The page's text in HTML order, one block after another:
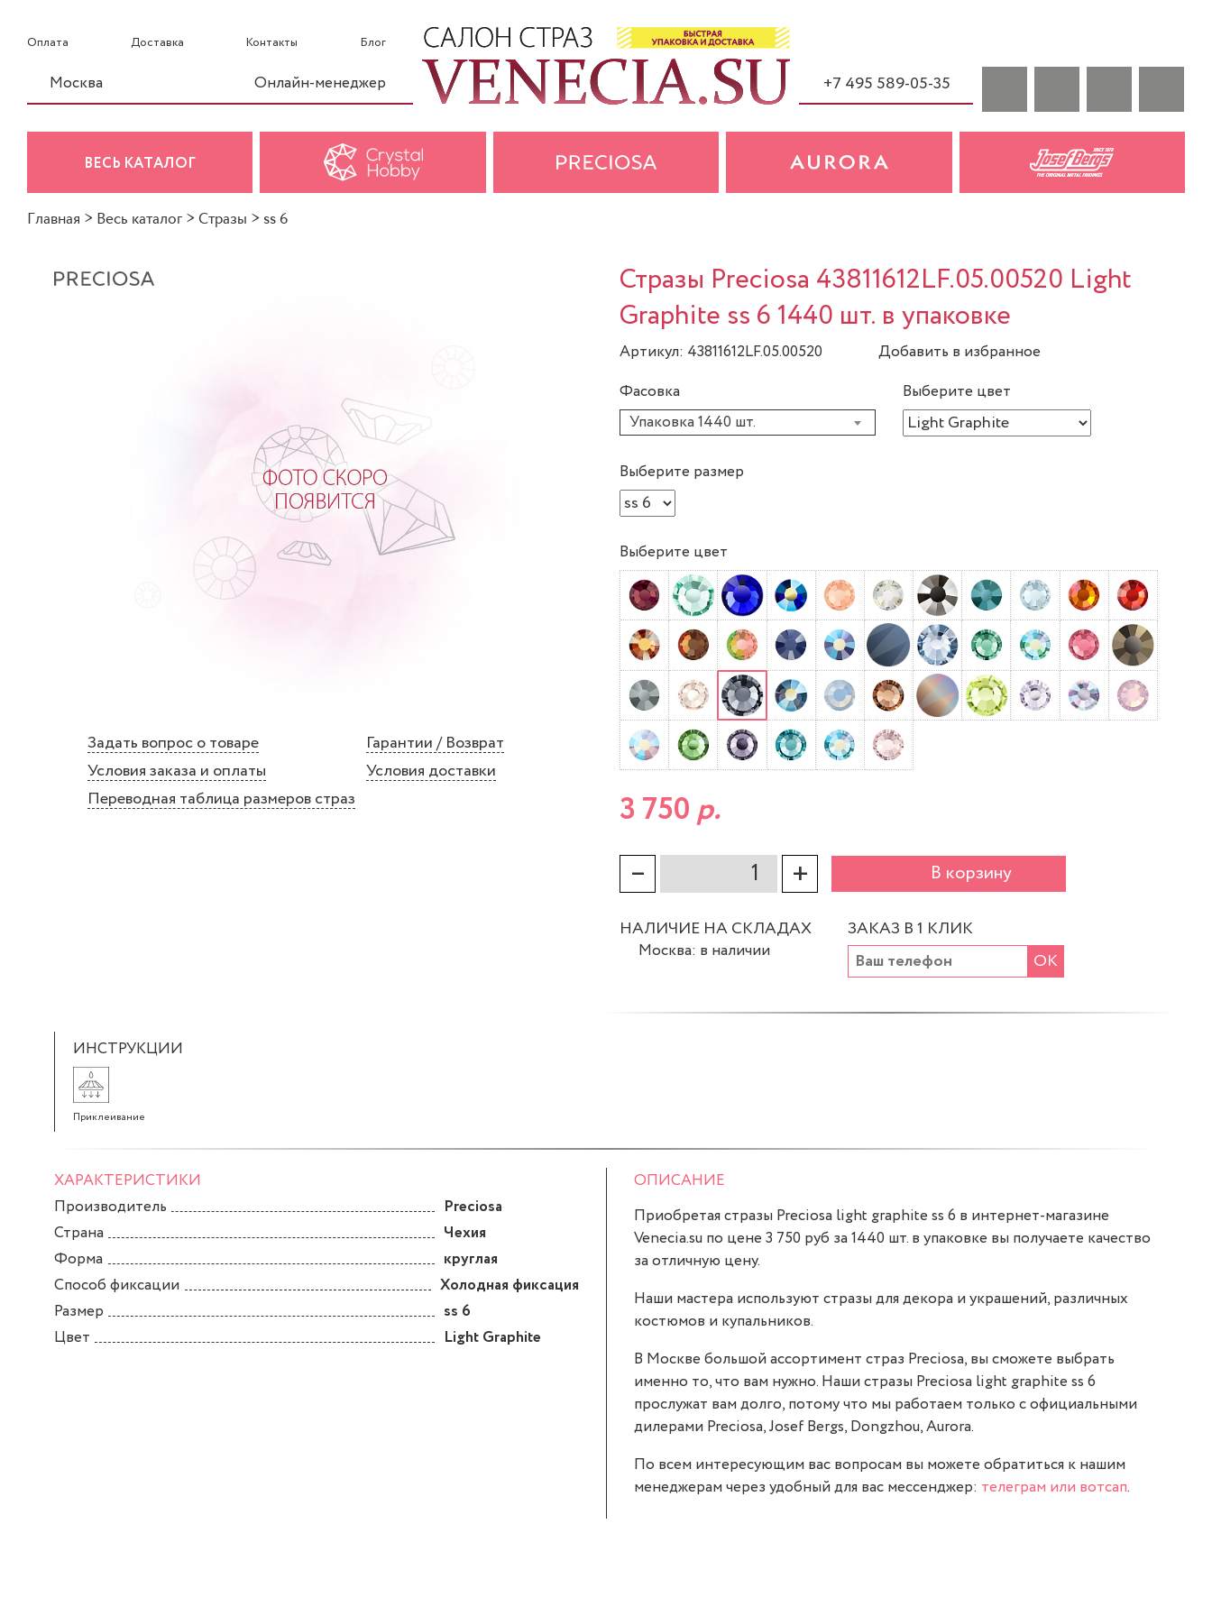
Оплата Доставка Контакты Блог
Москва Онлайн-менеджер +7 495 589-05-35
ВЕСЬ КАТАЛОГ
Главная > Весь каталог > Стразы > ss 6
Задать вопрос о товаре
Гарантии / Возврат
Условия заказа и оплаты
Условия доставки
Переводная таблица размеров страз
Стразы Preciosa 43811612LF.05.00520 Light
Graphite ss 6 1440 шт. в упаковке
Артикул: 43811612LF.05.00520
Добавить в избранное
Фасовка
Упаковка 1440 шт.
Выберите цвет
Выберите размер
Выберите цвет
3 750р.
– + В корзину
НАЛИЧИЕ НА СКЛАДАХ
Москва: в наличии
ЗАКАЗ В 1 КЛИК
ОК
ИНСТРУКЦИИ
Приклеивание
ХАРАКТЕРИСТИКИ
Производитель
Preciosa
Страна
Чехия
Форма
круглая
Способ фиксации
Холодная фиксация
Размер
ss 6
Цвет
Light Graphite
ОПИСАНИЕ
Приобретая стразы Preciosa light graphite ss 6 в интернет-магазине
Venecia.su по цене 3 750 руб за 1440 шт. в упаковке вы получаете качество
за отличную цену.
Наши мастера используют стразы для декора и украшений, различных
костюмов и купальников.
В Москве большой ассортимент страз Preciosa, вы сможете выбрать
именно то, что вам нужно. Наши стразы Preciosa light graphite ss 6
прослужат вам долго, потому что мы работаем только с официальными
дилерами Preciosa, Josef Bergs, Dongzhou, Aurora.
По всем интересующим вас вопросам вы можете обратиться к нашим
менеджерам через удобный для вас мессенджер: телеграм или вотсап.